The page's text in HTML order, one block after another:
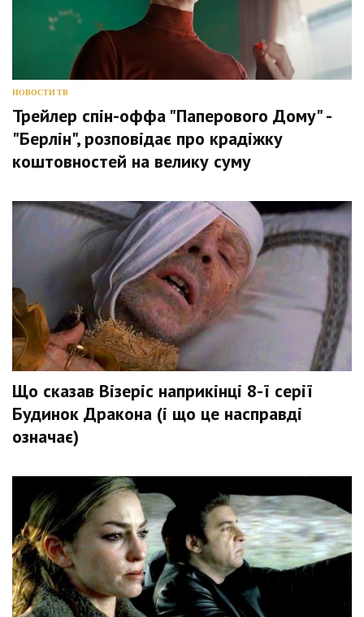
НОВОСТИ ТВ
Трейлер спін-оффа "Паперового Дому" -
"Берлін", розповідає про крадіжку
коштовностей на велику суму
Що сказав Візеріс наприкінці 8-ї серії
Будинок Дракона (і що це насправді
означає)